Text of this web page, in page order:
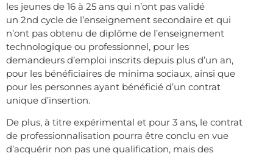
les jeunes de 16 à 25 ans qui n’ont pas validé
un 2nd cycle de l’enseignement secondaire et qui
n’ont pas obtenu de diplôme de l’enseignement
technologique ou professionnel, pour les
demandeurs d’emploi inscrits depuis plus d’un an,
pour les bénéficiaires de minima sociaux, ainsi que
pour les personnes ayant bénéficié d’un contrat
unique d’insertion.
De plus, à titre expérimental et pour 3 ans, le contrat
de professionnalisation pourra être conclu en vue
d’acquérir non pas une qualification, mais des